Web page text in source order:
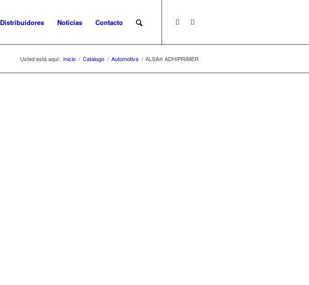
Distribuidores Noticias Contacto
Usted está aquí: Inicio / Catalogo / Automotiva / ALSA® ADHIPRIMER